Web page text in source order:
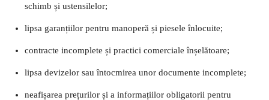
schimb și ustensilelor;
lipsa garanțiilor pentru manoperă și piesele înlocuite;
contracte incomplete și practici comerciale înșelătoare;
lipsa devizelor sau întocmirea unor documente incomplete;
neafișarea prețurilor și a informațiilor obligatorii pentru